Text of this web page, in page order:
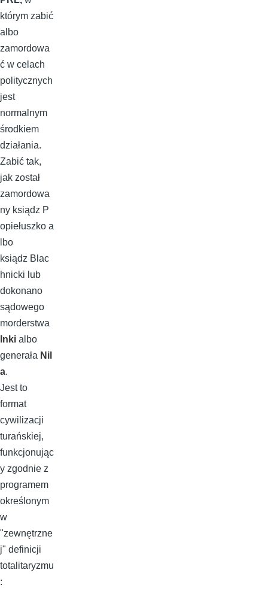
którym zabić
albo
zamordowa
ć w celach
politycznych
jest
normalnym
środkiem
działania.
Zabić tak,
jak został
zamordowa
ny ksiądz P
opiełuszko a
lbo
ksiądz Blac
hnicki lub
dokonano
sądowego
morderstwa
Inki albo
generała Nil
a.
Jest to
format
cywilizacji
turańskiej,
funkcjonując
y zgodnie z
programem
określonym
w
"zewnętrzne
j" definicji
totalitaryzmu
: